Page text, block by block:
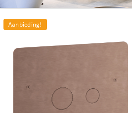
Aanbieding!
Hotbath Archie Bedieningspaneel – Ronde
Druktoetsen – Geborsteld koper PVD –
O.a. Verkrijgbaar in: